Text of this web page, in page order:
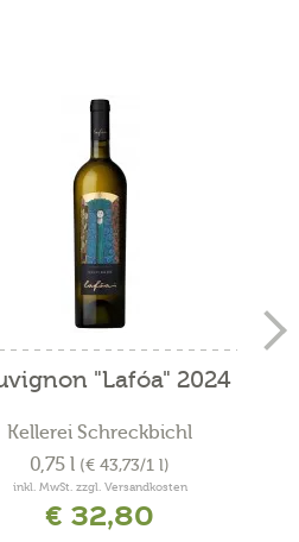
"Lafóa" 2024
Kellerei Schreckbichl
0,75 l (€ 43,73/1 l)
inkl. MwSt. zzgl. Versandkosten
€ 32,80